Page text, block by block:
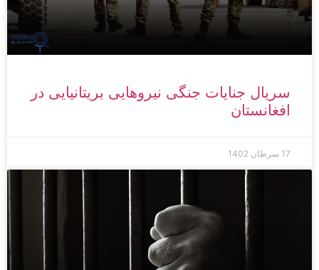
سریال جنایات جنگی نیروهایی بریتانیایی در
افغانستان
17 سرطان 1402